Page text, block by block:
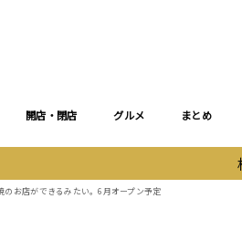
開店・閉店 グルメ まとめ
のお店ができるみたい。6月オープン予定